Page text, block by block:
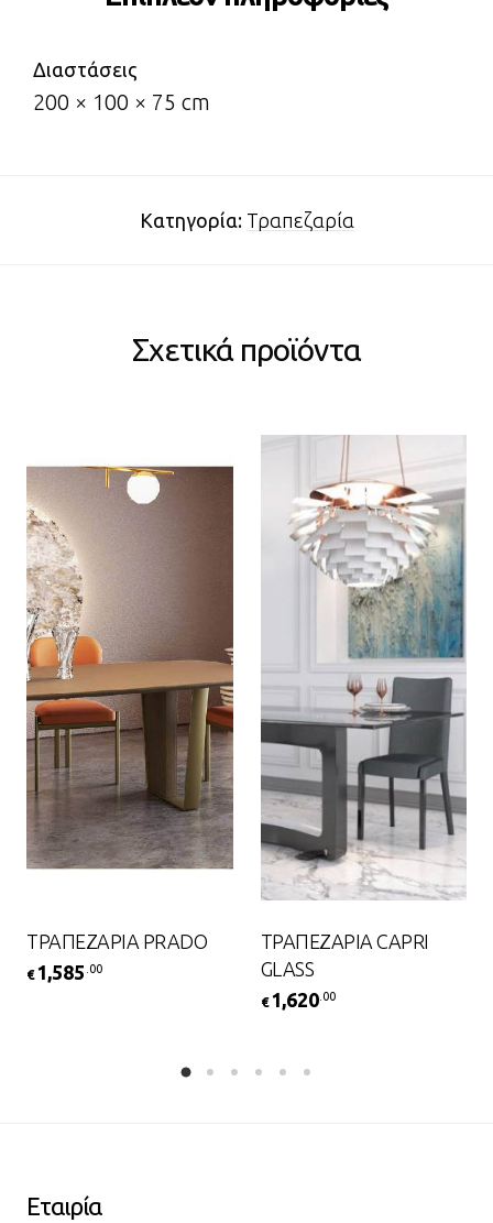
Διαστάσεις
200 × 100 × 75 cm
Κατηγορία: Τραπεζαρία
Σχετικά προϊόντα
ΤΡΑΠΕΖΑΡΙΑ PRADO
€ 1,585 .00
ΤΡΑΠΕΖΑΡΙΑ CAPRI
GLASS
€ 1,620 .00
Εταιρία